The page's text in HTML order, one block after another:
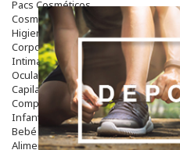
Pacs Cosméticos
Cosmetica Facial Piel Sensible
Higiene
Corporal
Intima
Ocular
Capilar
Complementos
Infantil
Bebé
Alimentación Y Complementos